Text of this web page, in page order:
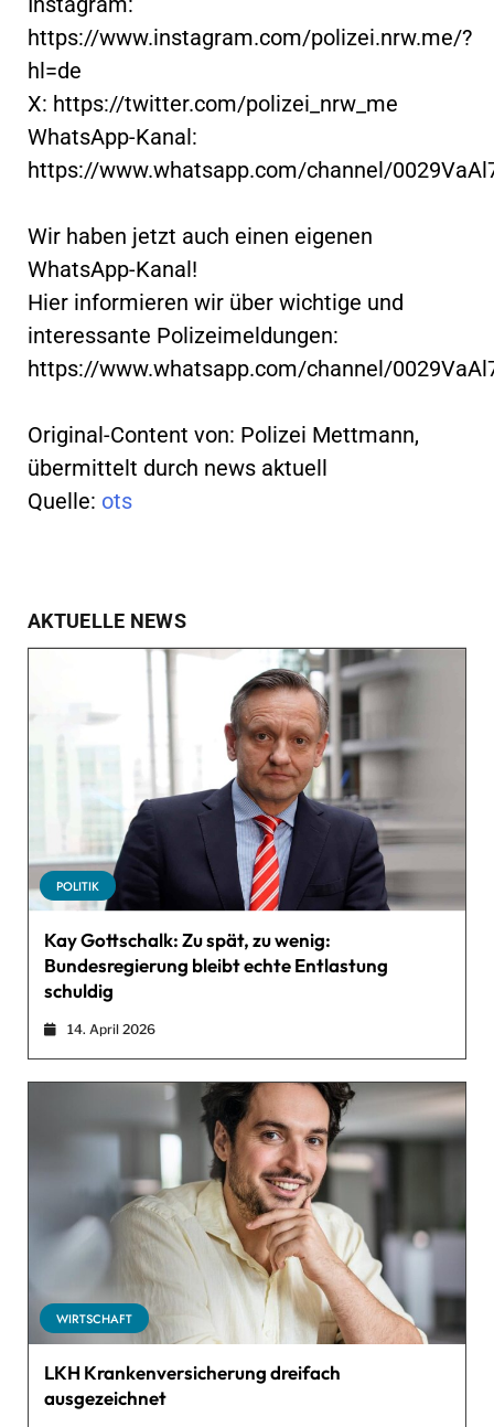
https://www.instagram.com/polizei.nrw.me/?
hl=de
X: https://twitter.com/polizei_nrw_me
WhatsApp-Kanal:
https://www.whatsapp.com/channel/
Wir haben jetzt auch einen eigenen
WhatsApp-Kanal!
Hier informieren wir über wichtige und
interessante Polizeimeldungen:
https://www.whatsapp.com/channel/
Original-Content von: Polizei Mettmann,
übermittelt durch news aktuell
Quelle: ots
AKTUELLE NEWS
POLITIK
Kay Gottschalk: Zu spät, zu wenig:
Bundesregierung bleibt echte Entlastung
schuldig
14. April 2026
WIRTSCHAFT
LKH Krankenversicherung dreifach
ausgezeichnet